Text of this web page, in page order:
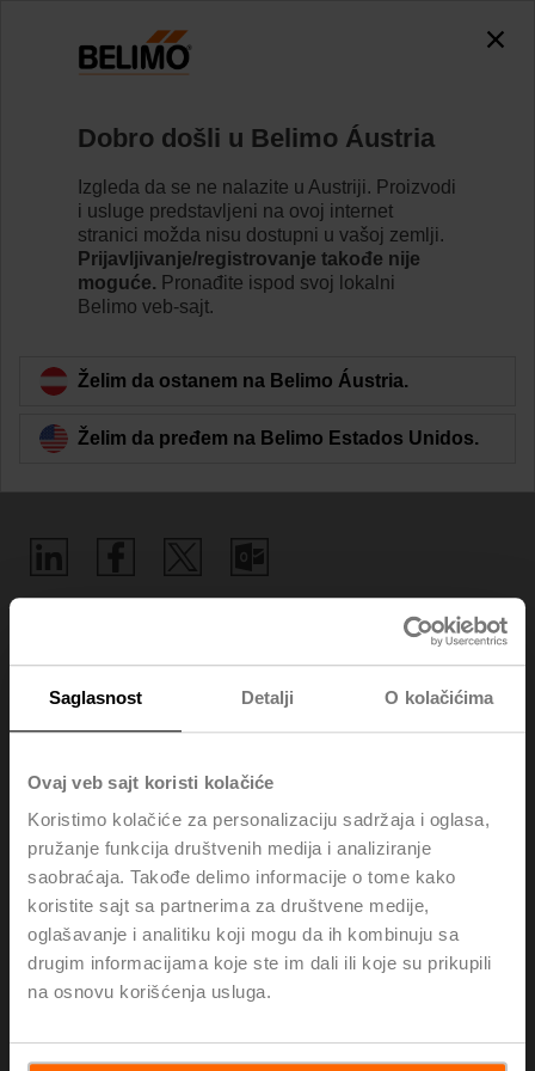
Saglasnost Detalji O kolačićima
Ovaj veb sajt koristi kolačiće
Koristimo kolačiće za personalizaciju sadržaja i oglasa,
pružanje funkcija društvenih medija i analiziranje
saobraćaja. Takođe delimo informacije o tome kako
koristite sajt sa partnerima za društvene medije,
oglašavanje i analitiku koji mogu da ih kombinuju sa
drugim informacijama koje ste im dali ili koje su prikupili
na osnovu korišćenja usluga.
Vebinari
Osim treninga u Experience Centru, Belimo nudi i
lokacijski nezavisne vebinare o raznim uzbudljivim KGH
temama i sopstvenim proizvodima.
To omogućuje da Belimo svoje iskustvo i znanje podeli
što je moguće efikasnije i direktnije sa svima koji su
zainteresovani.
Obratite nam se, bilo postavljanjem pitanja tokom
vebinara ili davanjem dragocenih povratnih informacija
Dobro došli u Belimo Áustria
Izgleda da se ne nalazite u Austriji. Proizvodi
i usluge predstavljeni na ovoj internet
stranici možda nisu dostupni u vašoj zemlji.
Prijavljivanje/registrovanje takođe nije
moguće. Pronađite ispod svoj lokalni
Belimo veb-sajt.
Želim da ostanem na Belimo Áustria.
Želim da pređem na Belimo Estados Unidos.